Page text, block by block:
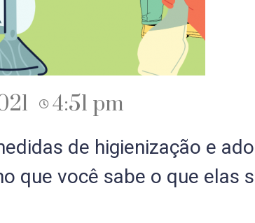
4:51 pm
de higienização e
que você sabe o que elas